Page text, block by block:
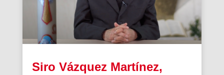
Siro Vázquez Martínez,